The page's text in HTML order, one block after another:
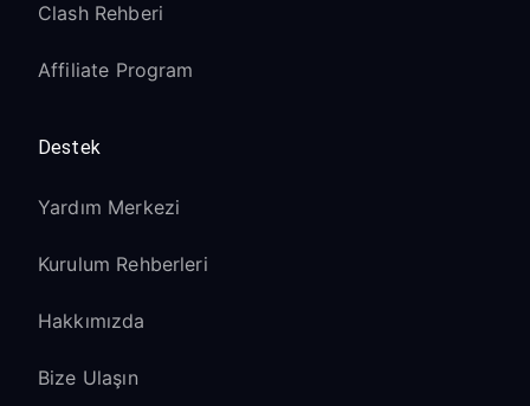
Clash Rehberi
Affiliate Program
Destek
Yardım Merkezi
Kurulum Rehberleri
Hakkımızda
Bize Ulaşın